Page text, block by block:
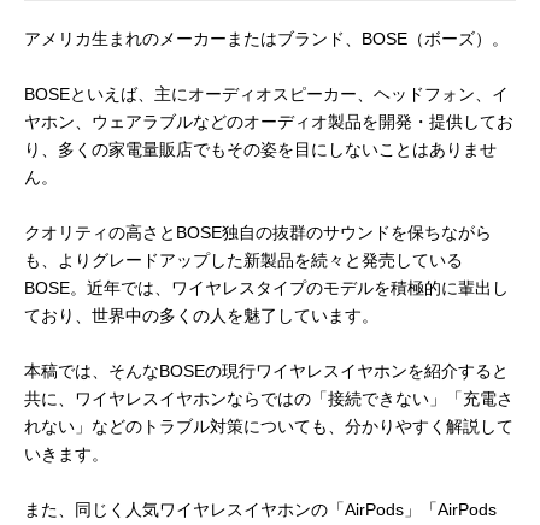
アメリカ生まれのメーカーまたはブランド、BOSE（ボーズ）。
BOSEといえば、主にオーディオスピーカー、ヘッドフォン、イ
ヤホン、ウェアラブルなどのオーディオ製品を開発・提供してお
り、多くの家電量販店でもその姿を目にしないことはありませ
ん。
クオリティの高さとBOSE独自の抜群のサウンドを保ちながら
も、よりグレードアップした新製品を続々と発売している
BOSE。近年では、ワイヤレスタイプのモデルを積極的に輩出し
ており、世界中の多くの人を魅了しています。
本稿では、そんなBOSEの現行ワイヤレスイヤホンを紹介すると
共に、ワイヤレスイヤホンならではの「接続できない」「充電さ
れない」などのトラブル対策についても、分かりやすく解説して
いきます。
また、同じく人気ワイヤレスイヤホンの「AirPods」「AirPods